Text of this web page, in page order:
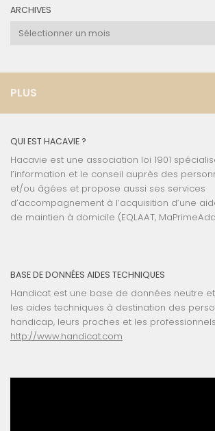
ARCHIVES
Archives
PLUS
QUI EST HACAVIE ?
Hacavie est une association loi 1901
l’information et le conseil auprès des
et/ou âgées et propose aussi ses services
d’accompagnement à l’acquisition d’une
de maintien à domicile (EQLAAT,
BASE DE DONNÉES AIDES TECHNIQUES
Handicat est une base de données neutre
les aides techniques à destination des
handicap, leurs proches et les
http://www.handicat.com